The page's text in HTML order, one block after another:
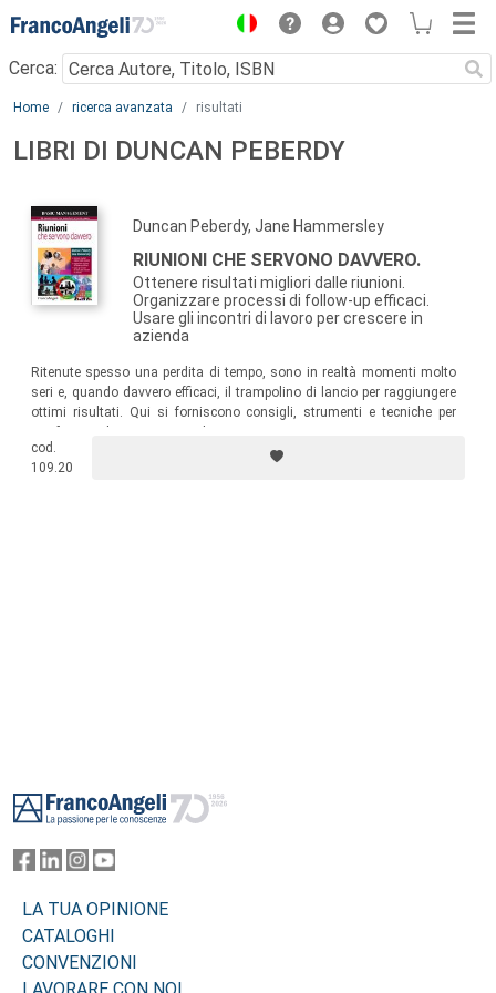
Menu
Cerca:
Main content
Home ricerca avanzata risultati
LIBRI DI DUNCAN PEBERDY
Duncan Peberdy, Jane Hammersley
RIUNIONI CHE SERVONO DAVVERO.
Ottenere risultati migliori dalle riunioni.
Organizzare processi di follow-up efficaci.
Usare gli incontri di lavoro per crescere in
azienda
Ritenute spesso una perdita di tempo, sono in realtà momenti molto
seri e, quando davvero efficaci, il trampolino di lancio per raggiungere
ottimi risultati. Qui si forniscono consigli, strumenti e tecniche per
cod.
109.20
LA TUA OPINIONE
CATALOGHI
CONVENZIONI